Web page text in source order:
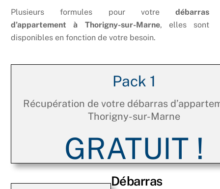
Plusieurs formules pour votre débarras
d’appartement à Thorigny-sur-Marne, elles sont
disponibles en fonction de votre besoin.
Pack 1
Récupération de votre débarras
Thorigny-sur-Marne
GRATUIT !
Débarras